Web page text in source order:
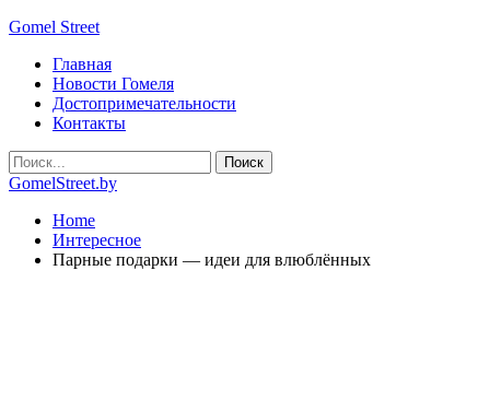
Gomel Street
Главная
Новости Гомеля
Достопримечательности
Контакты
GomelStreet.by
Home
Интересное
Парные подарки — идеи для влюблённых